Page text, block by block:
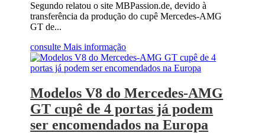
Segundo relatou o site MBPassion.de, devido à
transferência da produção do cupê Mercedes-AMG
GT de...
consulte Mais informação
Modelos V8 ​​do Mercedes-AMG
GT cupê de 4 portas já podem
ser encomendados na Europa